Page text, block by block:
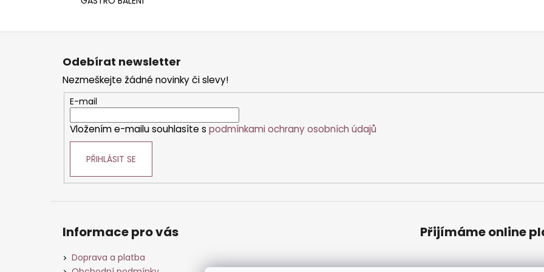
Z
Odebírat newsletter
Nezmeškejte žádné novinky či slevy!
E-mail
Vložením e-mailu souhlasíte s podmínkami ochrany osobních údajů
PŘIHLÁSIT SE
Informace pro vás
Doprava a platba
Přijímáme online